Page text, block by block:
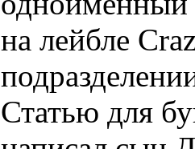
на лейбле
Статью для